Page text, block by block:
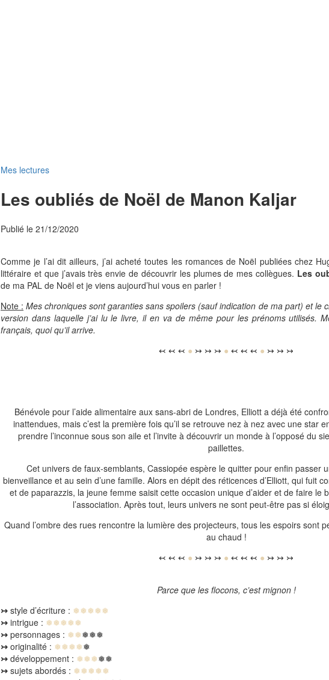
Mes lectures
Les oubliés de Noël de Manon Kaljar
Publié le 21/12/2020
Comme je l’ai dit ailleurs, j’ai acheté toutes les romances de Noël publiées chez
littéraire et que j’avais très envie de découvrir les plumes de mes collègues. Les
de ma PAL de Noël et je viens aujourd’hui vous en parler !
Note : Mes chroniques sont garanties sans spoilers (sauf indication de ma part) et le
version dans laquelle j’ai lu le livre, il en va de même pour les prénoms utilisés.
français, quoi qu’il arrive.
↢ ↢ ↢ ● ↣ ↣ ↣ ● ↢ ↢ ↢ ● ↣ ↣ ↣
Bénévole pour l’aide alimentaire aux sans-abri de Londres, Elliott a déjà été
inattendues, mais c’est la première fois qu’il se retrouve nez à nez avec une star
prendre l’inconnue sous son aile et l’invite à découvrir un monde à l’opposé du
paillettes.
Cet univers de faux-semblants, Cassiopée espère le quitter pour enfin passer
bienveillance et au sein d’une famille. Alors en dépit des réticences d’Elliott, qui fuit
et de paparazzis, la jeune femme saisit cette occasion unique d’aider et de faire le
l’association. Après tout, leurs univers ne sont peut-être pas si
Quand l’ombre des rues rencontre la lumière des projecteurs, tous les espoirs sont
au chaud !
↢ ↢ ↢ ● ↣ ↣ ↣ ● ↢ ↢ ↢ ● ↣ ↣ ↣
Parce que les flocons, c’est mignon !
↣ style d’écriture : ❅❅❅❅❅
↣ intrigue : ❅❅❅❅❅
↣ personnages : ❅❅❅❅❅
↣ originalité : ❅❅❅❅❅
↣ développement : ❅❅❅❅❅
↣ sujets abordés : ❅❅❅❅❅